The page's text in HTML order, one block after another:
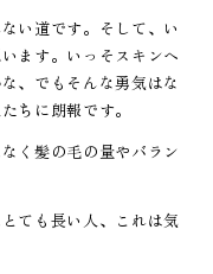
い道です。そして、い
ます。いっそスキンヘ
、でもそんな勇気はな
ちに朗報です。
く髪の毛の量やバラン
ても長い人、これは気